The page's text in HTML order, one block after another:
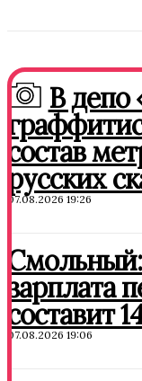
В депо
состав
русских
07.08.2026 19:26
зарплата
составит
07.08.2026 19:06